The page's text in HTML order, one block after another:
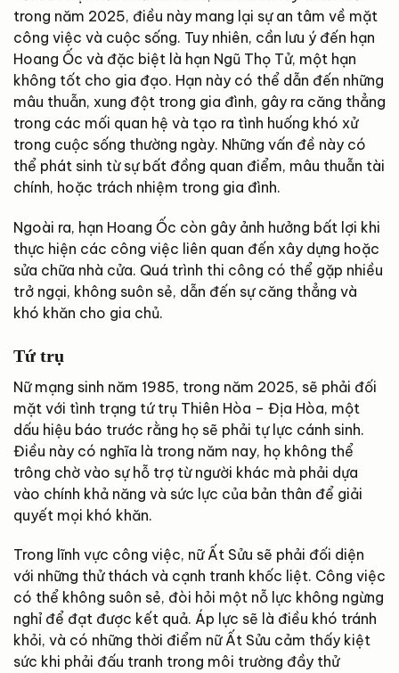
trong năm 2025, điều này mang lại sự an tâm về mặt
công việc và cuộc sống. Tuy nhiên, cần lưu ý đến hạn
Hoang Ốc và đặc biệt là hạn Ngũ Thọ Tử, một hạn
không tốt cho gia đạo. Hạn này có thể dẫn đến những
mâu thuẫn, xung đột trong gia đình, gây ra căng thẳng
trong các mối quan hệ và tạo ra tình huống khó xử
trong cuộc sống thường ngày. Những vấn đề này có
thể phát sinh từ sự bất đồng quan điểm, mâu thuẫn tài
chính, hoặc trách nhiệm trong gia đình.
Ngoài ra, hạn Hoang Ốc còn gây ảnh hưởng bất lợi khi
thực hiện các công việc liên quan đến xây dựng hoặc
sửa chữa nhà cửa. Quá trình thi công có thể gặp nhiều
trở ngại, không suôn sẻ, dẫn đến sự căng thẳng và
khó khăn cho gia chủ.
Tứ trụ
Nữ mạng sinh năm 1985, trong năm 2025, sẽ phải đối
mặt với tình trạng tứ trụ Thiên Hòa – Địa Hòa, một
dấu hiệu báo trước rằng họ sẽ phải tự lực cánh sinh.
Điều này có nghĩa là trong năm nay, họ không thể
trông chờ vào sự hỗ trợ từ người khác mà phải dựa
vào chính khả năng và sức lực của bản thân để giải
quyết mọi khó khăn.
Trong lĩnh vực công việc, nữ Ất Sửu sẽ phải đối diện
với những thử thách và cạnh tranh khốc liệt. Công việc
có thể không suôn sẻ, đòi hỏi một nỗ lực không ngừng
nghỉ để đạt được kết quả. Áp lực sẽ là điều khó tránh
khỏi, và có những thời điểm nữ Ất Sửu cảm thấy kiệt
sức khi phải đấu tranh trong môi trường đầy thử